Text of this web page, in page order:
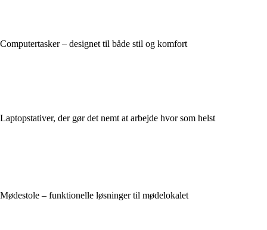
Computertasker – designet til både stil og komfort
Laptopstativer, der gør det nemt at arbejde hvor som helst
Mødestole – funktionelle løsninger til mødelokalet